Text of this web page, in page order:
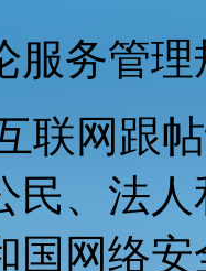
服务管理
联网跟
民、法
国网络